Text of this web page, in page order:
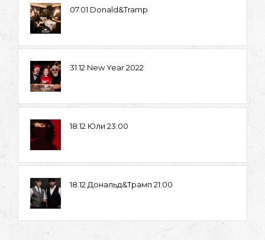
07.01 Donald&Tramp
31.12 New Year 2022
18.12 Юли 23:00
18.12 Дональд&Трамп 21:00